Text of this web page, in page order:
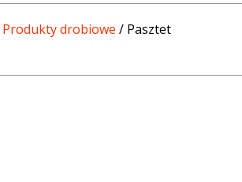
Produkty drobiowe / Pasztet